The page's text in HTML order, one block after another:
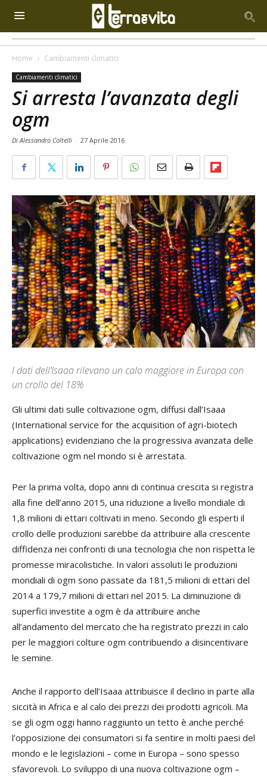
Home Cambiamenti climatici
Cambiamenti climatici
Si arresta l’avanzata degli
ogm
Di Alessandro Coltelli - 27 Aprile 2016
I dati dell’Isaaa rilevano un calo maggiore in Europa con
un crollo del 18%
Gli ultimi dati sulle coltivazione ogm, diffusi dall’Isaaa
(International service for the acquisition of agri-biotech
applications) evidenziano che la progressiva avanzata delle
coltivazione ogm nel mondo si è arrestata.
Per la prima volta, dopo anni di continua crescita si registra
alla fine dell’anno 2015, una riduzione a livello mondiale di
1,8 milioni di ettari coltivati in meno. Secondo gli esperti il
crollo delle produzioni sarebbe da attribuire alla crescente
diffidenza nei confronti di una tecnologia che non rispetta le
promesse miracolistiche. In valori assoluti le produzioni
mondiali di ogm sono passate da 181,5 milioni di ettari del
2014 a 179,7 milioni di ettari nel 2015. La diminuzione di
superfici investite a ogm è da attribuire anche
all’andamento del mercato che ha registrato prezzi in calo
per le maggiori colture ogm contribuendo a disincentivare
le semine.
Anche il rapporto dell’Isaaa attribuisce il declino in parte alla
siccità in Africa e al calo dei prezzi dei prodotti agricoli. Ma
se gli ogm oggi hanno raggiunto un tetto è anche perché
l’opposizione dei consumatori si fa sentire in molti paesi del
mondo e le legislazioni – come in Europa – sono spesso
sfavorevoli. Lo sviluppo di una nuova coltivazione ogm –